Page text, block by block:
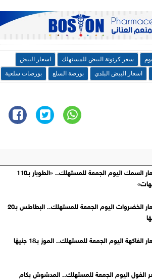
سعر كرتونة البيض للمستهلك
اسعار البيض
اسعار البيض البلدي بورصة السلع بورصات سلعية
أسعار السمك اليوم الجمعة للمستهلك.. «الطوبار بـ110
أسعار الخضروات اليوم الجمعة للمستهلك.. البطاطس بـ20
الفاكهة اليوم الجمعة للمستهلك.. الموز بـ18 جنيهًا
الفول اليوم الجمعة للمستهلك.. المدشوش بكام